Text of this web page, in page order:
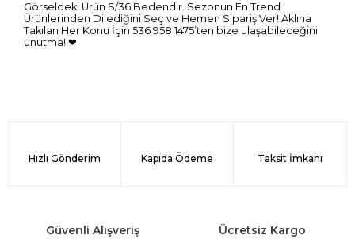
Görseldeki Ürün S/36 Bedendir. Sezonun En Trend
Ürünlerinden Dilediğini Seç ve Hemen Sipariş Ver! Aklına
Takılan Her Konu İçin 536 958 1475’ten bize ulaşabileceğini
unutma! ❤
Hızlı Gönderim Kapıda Ödeme Taksit İmkanı
Güvenli Alışveriş
Ücretsiz Kargo